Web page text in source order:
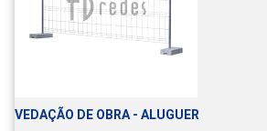
VEDAÇÃO DE OBRA - ALUGUER